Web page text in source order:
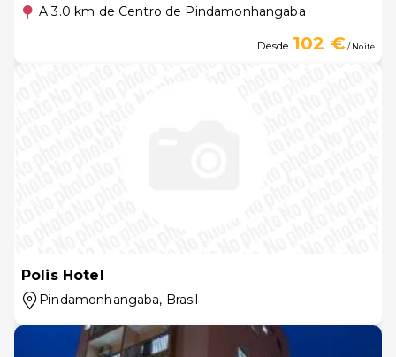
A 3.0 km de Centro de Pindamonhangaba
Desde 102 €/ Noite
Polis Hotel
Pindamonhangaba, Brasil